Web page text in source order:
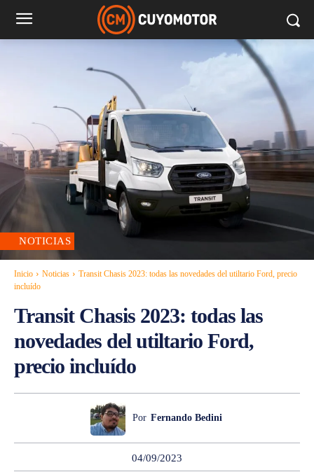
NOTICIAS
Inicio Noticias
Transit Chasis 2023: todas las novedades del utiltario Ford, precio
incluído
Transit Chasis 2023: todas las
novedades del utiltario Ford,
precio incluído
Por Fernando Bedini
04/09/2023